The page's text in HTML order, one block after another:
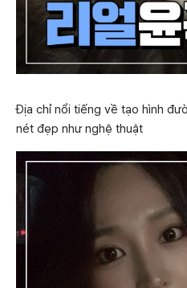
Địa chỉ nổi tiếng về tạo hình
nét đẹp như nghệ thuật